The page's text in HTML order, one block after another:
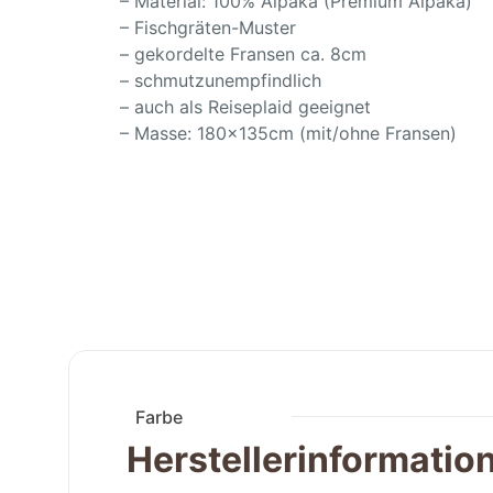
– Fischgräten-Muster
– gekordelte Fransen ca. 8cm
– schmutzunempfindlich
– auch als Reiseplaid geeignet
– Masse: 180x135cm (mit/ohne Fransen)
Farbe